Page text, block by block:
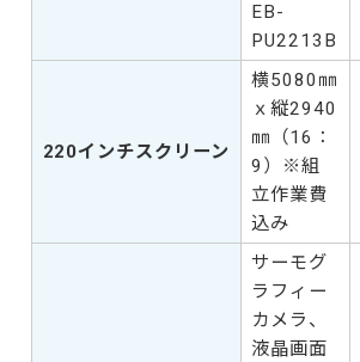
EB-
PU2213B
220インチスクリーン
横5080㎜
ｘ縦2940
㎜（16：
9）※組
立作業費
込み
サーモグ
ラフィー
カメラ、
液晶画面